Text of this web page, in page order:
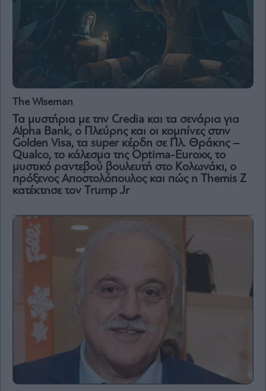
Auto
Life
&
Style
Υγεία
Architecture
&
Design
Art
Watches
Yachts
Table
Two
Μετοχές
The Wiseman
Τα μυστήρια με την Credia και τα σενάρια για
Alpha Bank, o Πλεύρης και οι κομπίνες στην
Golden Visa, τα super κέρδη σε Πλ. Θράκης –
Qualco, το κάλεσμα της Optima-Euroxx, το
μυστικό ραντεβού βουλευτή στο Κολωνάκι, ο
πρόξενος Αποστολόπουλος και πώς η Themis Z
κατέκτησε τον Trump Jr